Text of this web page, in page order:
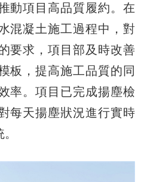
動項目高品質履約。在
混凝土施工過程中，對
要求，項目部及時改善
板，提高施工品質的同
率。項目已完成揚塵檢
每天揚塵狀況進行實時